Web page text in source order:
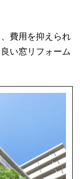
費用を抑えられ
い窓リフォーム